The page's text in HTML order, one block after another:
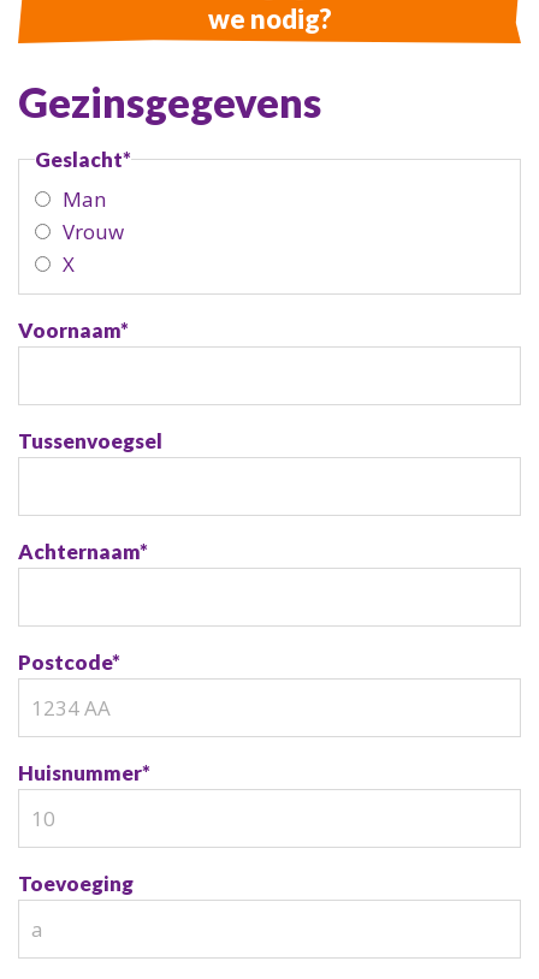
we nodig?
Gezinsgegevens
Geslacht*
Man
Vrouw
X
Voornaam*
Tussenvoegsel
Achternaam*
Postcode*
Huisnummer*
Toevoeging